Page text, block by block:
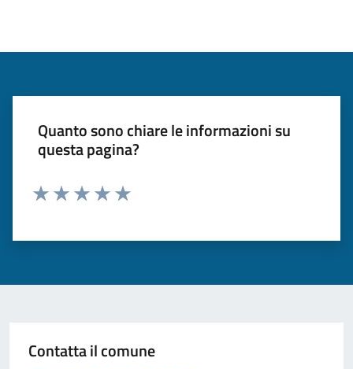
Quanto sono chiare le informazioni su
questa pagina?
Contatta il comune